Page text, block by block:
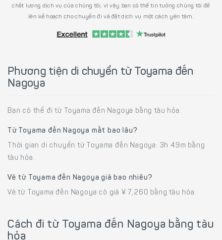
chất lượng dịch vụ của chúng tôi, vì vậy bạn có thể tin tưởng chúng tôi để
lên kế hoạch cho chuyến đi và đặt dịch vụ một cách yên tâm.
Phương tiện di chuyển từ Toyama đến
Nagoya
Bạn có thể đi từ Toyama đến Nagoya bằng tàu hỏa.
Từ Toyama đến Nagoya mất bao lâu?
Thời gian di chuyển từ Toyama đến Nagoya: 3h 49m bằng
tàu hỏa.
Vé từ Toyama đến Nagoya giá bao nhiêu?
Vé từ Toyama đến Nagoya có giá ¥ 7,260 bằng tàu hỏa.
Cách đi từ Toyama đến Nagoya bằng tàu
hỏa